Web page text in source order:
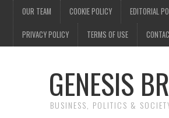
OUR TEAM COOKIE POLICY EDITORIAL
PRIVACY POLICY TERMS OF USE
GENESIS
BUSINESS, POLITICS &